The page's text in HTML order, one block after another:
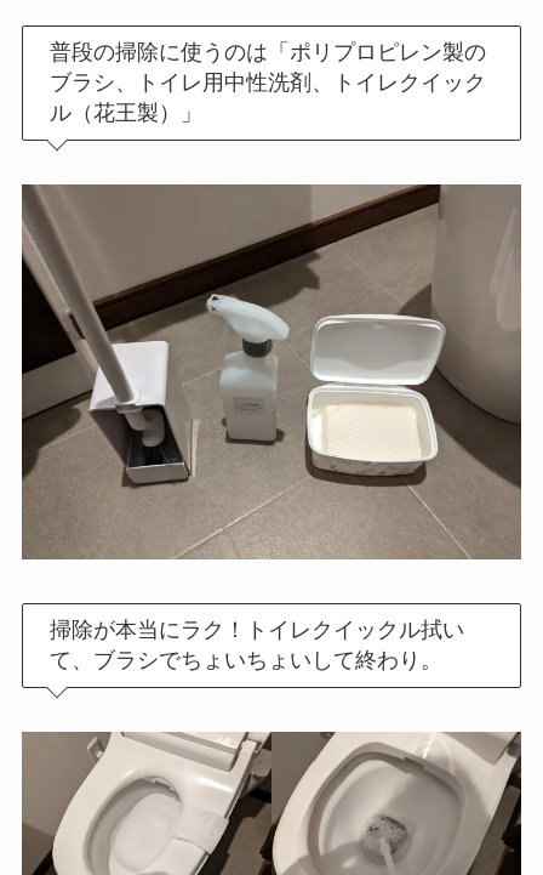
普段の掃除に使うのは「ポリプロピレン製の
ブラシ、トイレ用中性洗剤、トイレクイック
ル（花王製）」
掃除が本当にラク！トイレクイックル拭い
て、ブラシでちょいちょいして終わり。